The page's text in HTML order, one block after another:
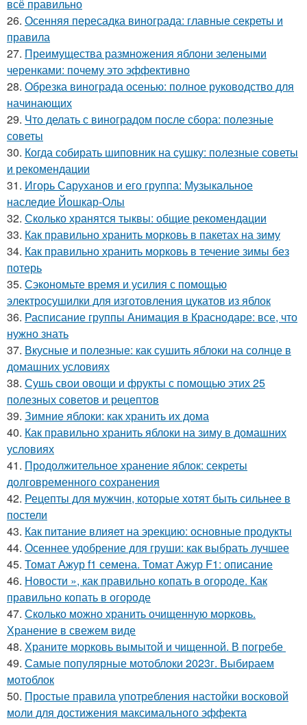
всё правильно
26. Осенняя пересадка винограда: главные секреты и
правила
27. Преимущества размножения яблони зелеными
черенками: почему это эффективно
28. Обрезка винограда осенью: полное руководство для
начинающих
29. Что делать с виноградом после сбора: полезные
советы
30. Когда собирать шиповник на сушку: полезные советы
и рекомендации
31. Игорь Саруханов и его группа: Музыкальное
наследие Йошкар-Олы
32. Сколько хранятся тыквы: общие рекомендации
33. Как правильно хранить морковь в пакетах на зиму
34. Как правильно хранить морковь в течение зимы без
потерь
35. Сэкономьте время и усилия с помощью
электросушилки для изготовления цукатов из яблок
36. Расписание группы Анимация в Краснодаре: все, что
нужно знать
37. Вкусные и полезные: как сушить яблоки на солнце в
домашних условиях
38. Сушь свои овощи и фрукты с помощью этих 25
полезных советов и рецептов
39. Зимние яблоки: как хранить их дома
40. Как правильно хранить яблоки на зиму в домашних
условиях
41. Продолжительное хранение яблок: секреты
долговременного сохранения
42. Рецепты для мужчин, которые хотят быть сильнее в
постели
43. Как питание влияет на эрекцию: основные продукты
44. Осеннее удобрение для груши: как выбрать лучшее
45. Томат Ажур f1 семена. Томат Ажур F1: описание
46. Новости », как правильно копать в огороде. Как
правильно копать в огороде
47. Сколько можно хранить очищенную морковь.
Хранение в свежем виде
48. Храните морковь вымытой и чищенной. В погребе
49. Самые популярные мотоблоки 2023г. Выбираем
мотоблок
50. Простые правила употребления настойки восковой
моли для достижения максимального эффекта